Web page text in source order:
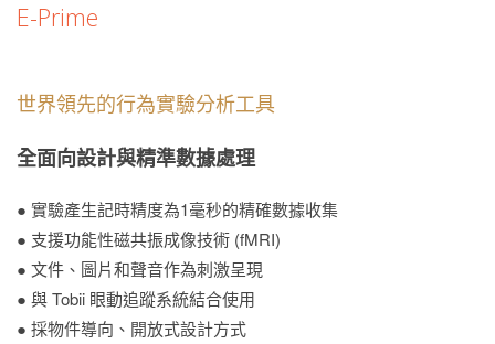
E-Prime
世界領先的行為實驗分析工具
全面向設計與精準數據處理
● 實驗產生記時精度為1毫秒的精確數據收集
● 支援功能性磁共振成像技術 (fMRI)
● 文件、圖片和聲音作為刺激呈現
● 與 Tobii 眼動追蹤系統結合使用
● 採物件導向、開放式設計方式